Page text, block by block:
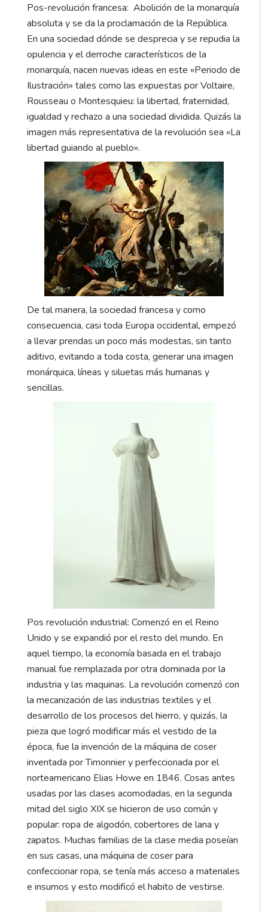
Pos-revolución francesa: Abolición de la monarquía
absoluta y se da la proclamación de la República.
En una sociedad dónde se desprecia y se repudia la
opulencia y el derroche característicos de la
monarquía, nacen nuevas ideas en este «Periodo de
Ilustración» tales como las expuestas por Voltaire,
Rousseau o Montesquieu: la libertad, fraternidad,
igualdad y rechazo a una sociedad dividida. Quizás la
imagen más representativa de la revolución sea «La
libertad guiando al pueblo».
De tal manera, la sociedad francesa y como
consecuencia, casi toda Europa occidental, empezó
a llevar prendas un poco más modestas, sin tanto
aditivo, evitando a toda costa, generar una imagen
monárquica, líneas y siluetas más humanas y
sencillas.
Pos revolución industrial: Comenzó en el Reino
Unido y se expandió por el resto del mundo. En
aquel tiempo, la economía basada en el trabajo
manual fue remplazada por otra dominada por la
industria y las maquinas. La revolución comenzó con
la mecanización de las industrias textiles y el
desarrollo de los procesos del hierro, y quizás, la
pieza que logró modificar más el vestido de la
época, fue la invención de la máquina de coser
inventada por Timonnier y perfeccionada por el
norteamericano Elias Howe en 1846. Cosas antes
usadas por las clases acomodadas, en la segunda
mitad del siglo XIX se hicieron de uso común y
popular: ropa de algodón, cobertores de lana y
zapatos. Muchas familias de la clase media poseían
en sus casas, una máquina de coser para
confeccionar ropa, se tenía más acceso a materiales
e insumos y esto modificó el habito de vestirse.